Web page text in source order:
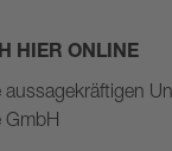
HIER ONLINE
GmbH